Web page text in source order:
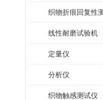
织物折痕回复性
线性耐磨试验机
定量仪
分析仪
织物触感测试仪